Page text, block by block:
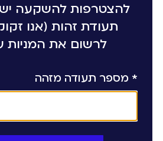
להצטרפות להשקעה יש
תעודת זהות (אנו
לרשום את המניות
* מספר תעודה מזהה